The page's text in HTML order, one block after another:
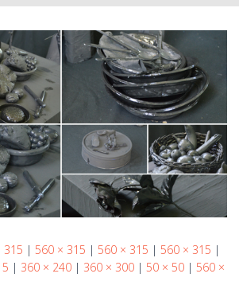
315 | 560 × 315 | 560 × 315 | 560 × 315 |
| 360 × 240 | 360 × 300 | 50 × 50 | 560 ×